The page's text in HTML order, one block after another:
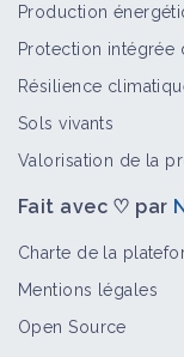
Production
Protection intégrée
Résilience
Sols vivants
Valorisation de la
Fait avec ♡ par
Charte de la
Mentions légales
Open Source